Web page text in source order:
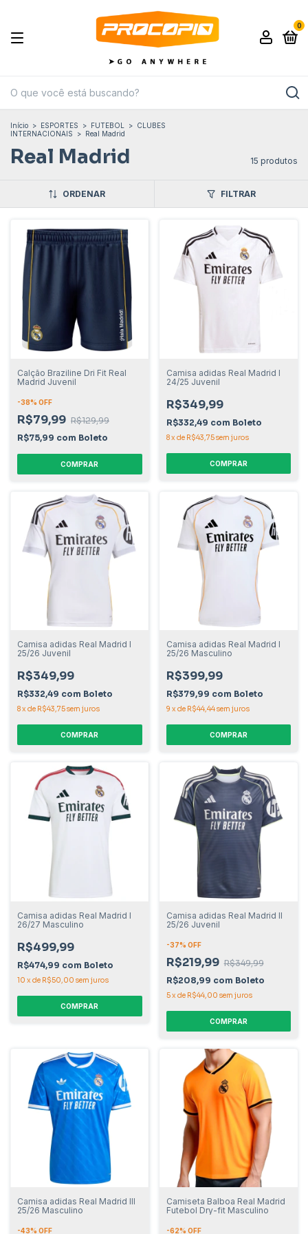
0
Início > ESPORTES > FUTEBOL > CLUBES
INTERNACIONAIS
> Real Madrid
Real Madrid 15 produtos
ORDENAR FILTRAR
Calção Braziline Dri Fit Real
Madrid Juvenil
-38% OFF
R$79,99 R$129,99
R$75,99 com Boleto
COMPRAR
Camisa adidas Real Madrid I
24/25 Juvenil
R$349,99
R$332,49 com Boleto
8x de R$43,75sem juros
COMPRAR
Camisa adidas Real Madrid I
25/26 Juvenil
R$349,99
R$332,49 com Boleto
8x de R$43,75sem juros
COMPRAR
Camisa adidas Real Madrid I
25/26 Masculino
R$399,99
R$379,99 com Boleto
9 x de R$44,44sem juros
COMPRAR
Camisa adidas Real Madrid I
26/27 Masculino
R$499,99
R$474,99 com Boleto
10 x de R$50,00 sem juros
COMPRAR
Camisa adidas Real Madrid II
25/26 Juvenil
-37% OFF
R$219,99 R$349,99
R$208,99 com Boleto
5x de R$44,00 sem juros
COMPRAR
Camisa adidas Real Madrid III
25/26 Masculino
-43% OFF
Camiseta Balboa Real Madrid
Futebol Dry-fit Masculino
-62% OFF